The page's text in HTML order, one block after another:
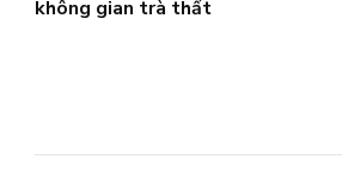
không gian trà thất